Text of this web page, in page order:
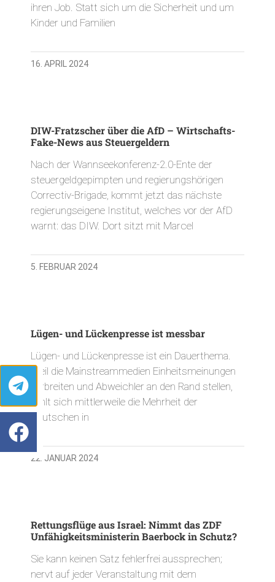
ihren Job. Statt sich um die Sicherheit und um
Kinder und Familien
16. APRIL 2024
DIW-Fratzscher über die AfD – Wirtschafts-
Fake-News aus Steuergeldern
Nach der Wannseekonferenz-2.0-Ente der
steuergeldgepimpten und regierungshörigen
Correctiv-Brigade, kommt jetzt das nächste
regierungseigene Institut, welches vor der AfD
warnt: das DIW. Dort sitzt mit Marcel
5. FEBRUAR 2024
Lügen- und Lückenpresse ist messbar
Lügen- und Lückenpresse ist ein Dauerthema.
Weil die Mainstreammedien Einheitsmeinungen
verbreiten und Abweichler an den Rand stellen,
fühlt sich mittlerweile die Mehrheit der
Deutschen in
22. JANUAR 2024
Rettungsflüge aus Israel: Nimmt das ZDF
Unfähigkeitsministerin Baerbock in Schutz?
Sie kann keinen Satz fehlerfrei aussprechen;
nervt auf jeder Veranstaltung mit dem